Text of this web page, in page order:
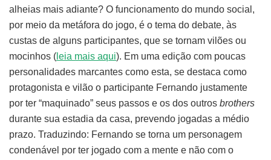
alheias mais adiante? O funcionamento do mundo social,
por meio da metáfora do jogo, é o tema do debate, às
custas de alguns participantes, que se tornam vilões ou
mocinhos ( leia mais aqui). Em uma edição com poucas
personalidades marcantes como esta, se destaca como
protagonista e vilão o participante Fernando justamente
por ter “maquinado” seus passos e os dos outros brothers
durante sua estadia da casa, prevendo jogadas a médio
prazo. Traduzindo: Fernando se torna um personagem
condenável por ter jogado com a mente e não com o